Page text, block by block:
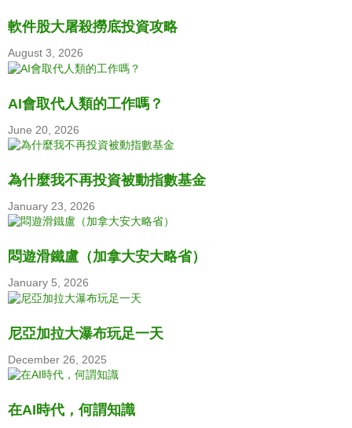
軟件股大屠殺撈底投資攻略
August 3, 2026
AI會取代人類的工作嗎？
June 20, 2026
為什麼我不再投資被動指數基金
January 23, 2026
悶遊滑鐵盧（加拿大安大略省）
January 5, 2026
尼亞加拉大瀑布玩足一天
December 26, 2025
在AI時代，何謂知識